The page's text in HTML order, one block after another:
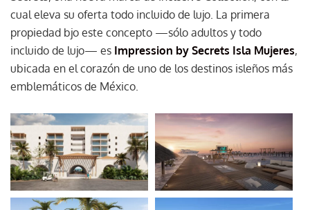
cual eleva su oferta todo incluido de lujo. La primera
propiedad bjo este concepto —sólo adultos y todo
incluido de lujo— es Impression by Secrets Isla Mujeres,
ubicada en el corazón de uno de los destinos isleños más
emblemáticos de México.